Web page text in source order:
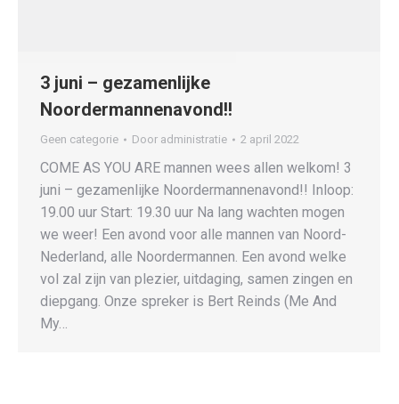
3 juni – gezamenlijke
Noordermannenavond!!
Geen categorie Door administratie 2 april 2022
COME AS YOU ARE mannen wees allen welkom! 3
juni – gezamenlijke Noordermannenavond!! Inloop:
19.00 uur Start: 19.30 uur Na lang wachten mogen
we weer! Een avond voor alle mannen van Noord-
Nederland, alle Noordermannen. Een avond welke
vol zal zijn van plezier, uitdaging, samen zingen en
diepgang. Onze spreker is Bert Reinds (Me And
My…